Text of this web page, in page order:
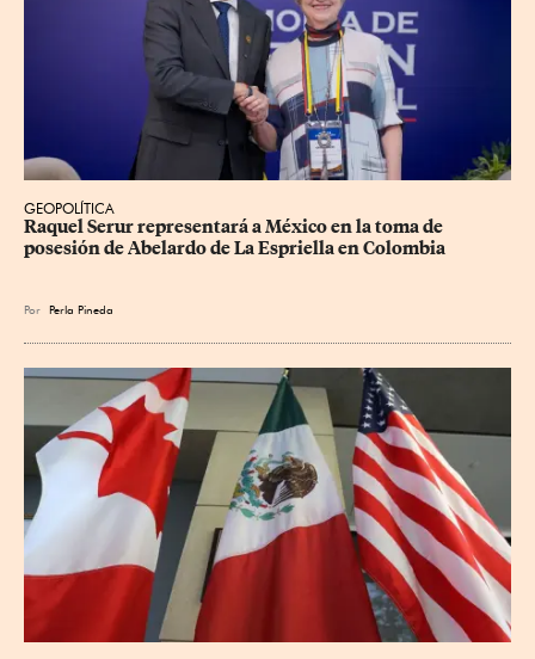
GEOPOLÍTICA
Raquel Serur representará a México en la toma de
posesión de Abelardo de La Espriella en Colombia
Por Perla Pineda